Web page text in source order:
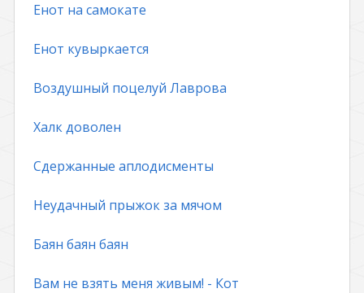
Енот на самокате
Енот кувыркается
Воздушный поцелуй Лаврова
Халк доволен
Сдержанные аплодисменты
Неудачный прыжок за мячом
Баян баян баян
Вам не взять меня живым! - Кот